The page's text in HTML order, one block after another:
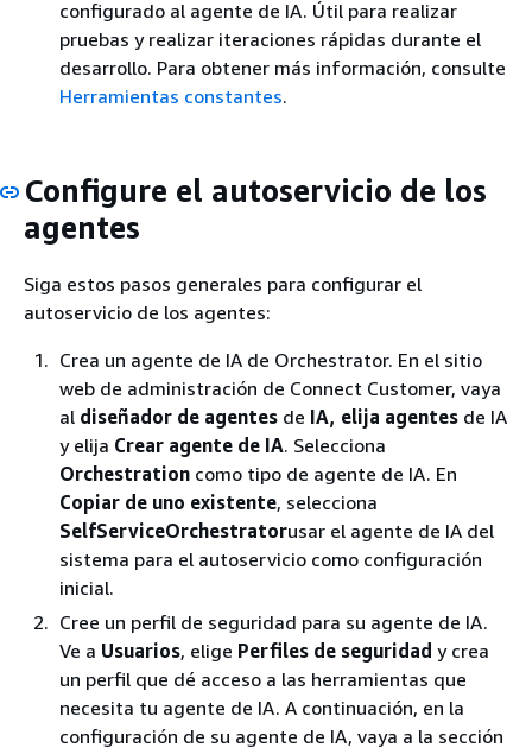
configurado al agente de IA. Útil para realizar
pruebas y realizar iteraciones rápidas durante el
desarrollo. Para obtener más información, consulte
Herramientas constantes.
Configure el autoservicio de los
agentes
Siga estos pasos generales para configurar el
autoservicio de los agentes:
Crea un agente de IA de Orchestrator. En el sitio
web de administración de Connect Customer, vaya
al diseñador de agentes de IA, elija agentes de IA
y elija Crear agente de IA. Selecciona
Orchestration como tipo de agente de IA. En
Copiar de uno existente, selecciona
SelfServiceOrchestratorusar el agente de IA del
sistema para el autoservicio como configuración
inicial.
Cree un perfil de seguridad para su agente de IA.
Ve a Usuarios, elige Perfiles de seguridad y crea
un perfil que dé acceso a las herramientas que
necesita tu agente de IA. A continuación, en la
configuración de su agente de IA, vaya a la sección